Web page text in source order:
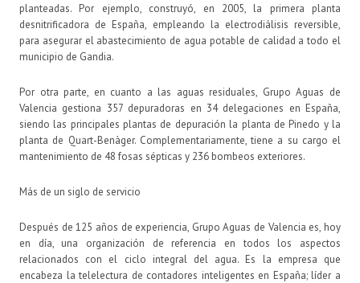
planteadas. Por ejemplo, construyó, en 2005, la primera planta
desnitrificadora de España, empleando la electrodiálisis reversible,
para asegurar el abastecimiento de agua potable de calidad a todo el
municipio de Gandia.
Por otra parte, en cuanto a las aguas residuales, Grupo Aguas de
Valencia gestiona 357 depuradoras en 34 delegaciones en España,
siendo las principales plantas de depuración la planta de Pinedo y la
planta de Quart-Benàger. Complementariamente, tiene a su cargo el
mantenimiento de 48 fosas sépticas y 236 bombeos exteriores.
Más de un siglo de servicio
Después de 125 años de experiencia, Grupo Aguas de Valencia es, hoy
en día, una organización de referencia en todos los aspectos
relacionados con el ciclo integral del agua. Es la empresa que
encabeza la telelectura de contadores inteligentes en España; líder a